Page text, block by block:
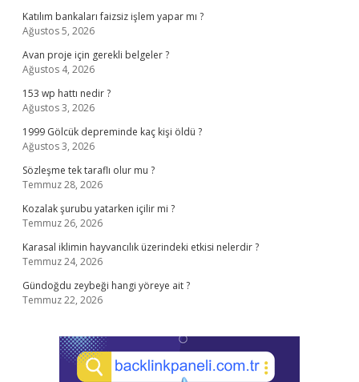
Katılım bankaları faizsiz işlem yapar mı ?
Ağustos 5, 2026
Avan proje için gerekli belgeler ?
Ağustos 4, 2026
153 wp hattı nedir ?
Ağustos 3, 2026
1999 Gölcük depreminde kaç kişi öldü ?
Ağustos 3, 2026
Sözleşme tek taraflı olur mu ?
Temmuz 28, 2026
Kozalak şurubu yatarken içilir mi ?
Temmuz 26, 2026
Karasal iklimin hayvancılık üzerindeki etkisi nelerdir ?
Temmuz 24, 2026
Gündoğdu zeybeği hangi yöreye ait ?
Temmuz 22, 2026